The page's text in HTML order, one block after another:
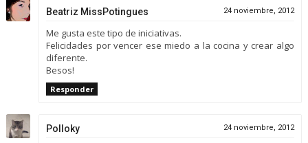
Beatriz MissPotingues 24 noviembre, 2012
Me gusta este tipo de iniciativas.
Felicidades por vencer ese miedo a la cocina y crear algo
diferente.
Besos!
Responder
Polloky 24 noviembre, 2012